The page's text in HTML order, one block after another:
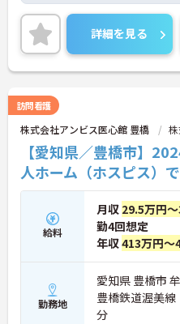
充実しており、プライベートと
地域に貢献したい方や、終末期
には特におすすめの職場です。
ご相談ください。
詳細を見る
訪問看護
株式会社アンビス医心館 豊橋
【愛知県／豊橋市】
人ホーム（ホスピス）
給料
月収 29.5万円
勤4回想定
年収413万円～
勤務地
愛知県 豊橋市
豊橋鉄道渥美
分